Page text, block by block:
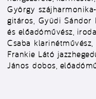
György
gitáros, Gyüdi Sándor
és előadóművész,
Csaba klarinétművész,
Frankie Látó
János dobos,